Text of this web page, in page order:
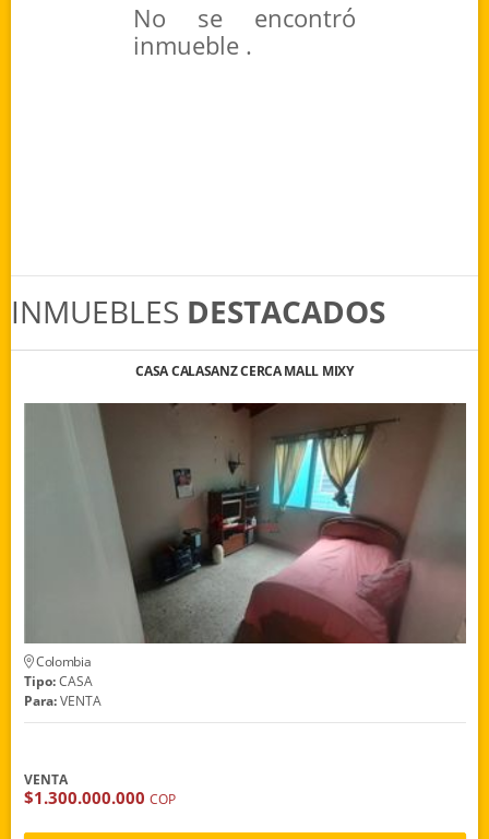
No se encontró
inmueble .
INMUEBLES DESTACADOS
CASA CALASANZ CERCA MALL MIXY
Colombia
Tipo:CASA
Para:VENTA
VENTA
$1.300.000.000 COP